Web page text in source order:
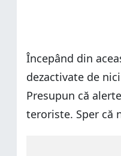
Începând din
dezactivate de
Presupun că
teroriste. Sper că